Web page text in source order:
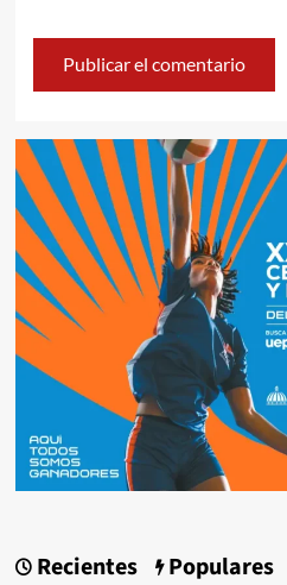
Recientes Populares